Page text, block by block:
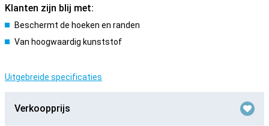
Klanten zijn blij met:
Beschermt de hoeken en randen
Van hoogwaardig kunststof
Uitgebreide specificaties
Verkoopprijs